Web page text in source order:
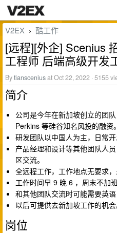
V2EX › 酷工作
[远程][外企] Scenius
工程师 后端高级开发
Bytiansceniusat Oct 22, 2022 · 5155
简介
公司是今年在新加坡创立的团
Perkins 等硅谷知名风投的融资。
研发团队以中国人为主，日常
产品经理和设计等其他团队人
区交流。
全远程工作，工作地点无要求，
工作时间早 9 晚 6 ，周末不加
和其他团队交流时可能需要英语
以后可提供去新加坡工作的机会
岗位